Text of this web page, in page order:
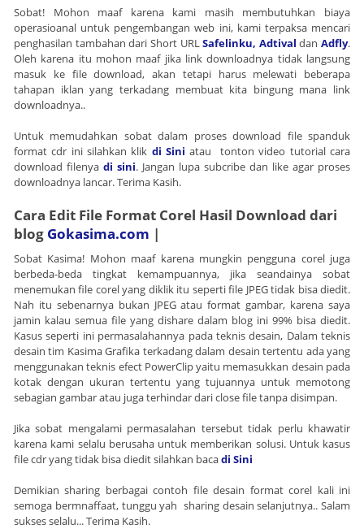
Sobat! Mohon maaf karena kami masih membutuhkan biaya
operasioanal untuk pengembangan web ini, kami terpaksa mencari
penghasilan tambahan dari Short URLSafelinku, Adtival dan Adfly.
Oleh karena itu mohon maaf jika link downloadnya tidak langsung
masuk ke file download, akan tetapi harus melewati beberapa
tahapan iklan yang terkadang membuat kita bingung mana link
downloadnya..
Untuk memudahkan sobat dalam proses download file spanduk
format cdr ini silahkan klik di Sini atau tonton video tutorial cara
download filenya di sini. Jangan lupa subcribe dan like agar proses
downloadnya lancar. Terima Kasih.
Cara Edit File Format Corel Hasil Download dari
blog Gokasima.com |
Sobat Kasima! Mohon maaf karena mungkin pengguna corel juga
berbeda-beda tingkat kemampuannya, jika seandainya sobat
menemukan file corel yang diklik itu seperti file JPEG tidak bisa diedit.
Nah itu sebenarnya bukan JPEG atau format gambar, karena saya
jamin kalau semua file yang dishare dalam blog ini 99% bisa diedit.
Kasus seperti ini permasalahannya pada teknis desain, Dalam teknis
desain tim Kasima Grafika terkadang dalam desain tertentu ada yang
menggunakan teknis efect PowerClip yaitu memasukkan desain pada
kotak dengan ukuran tertentu yang tujuannya untuk memotong
sebagian gambar atau juga terhindar dari close file tanpa disimpan.
Jika sobat mengalami permasalahan tersebut tidak perlu khawatir
karena kami selalu berusaha untuk memberikan solusi. Untuk kasus
file cdr yang tidak bisa diedit silahkan bacadi Sini
Demikian sharing berbagai contoh file desain format corel kali ini
semoga bermnaffaat, tunggu yah sharing desain selanjutnya.. Salam
sukses selalu... Terima Kasih.